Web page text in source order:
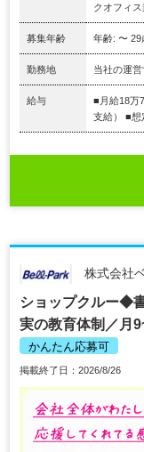
クオフィ
募集年齢 年齢: 〜 29
勤務地 当社の運
給与
■月給18万
支給） ■想
株式会社
ショップクルー◆
実の教育体制／月
かんたん応募可
掲載終了日：2026/8/26